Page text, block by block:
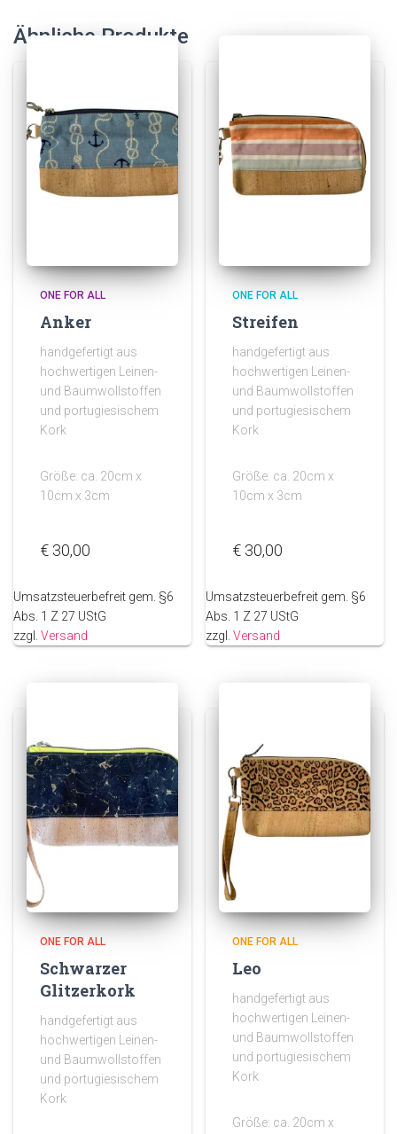
Ähnliche Produkte
ONE FOR ALL
Anker
handgefertigt aus
hochwertigen Leinen-
und Baumwollstoffen
und portugiesischem
Kork
Größe: ca. 20cm x
10cm x 3cm
€ 30,00
Umsatzsteuerbefreit gem. §6
Abs. 1 Z 27 UStG
zzgl. Versand
ONE FOR ALL
Streifen
handgefertigt aus
hochwertigen Leinen-
und Baumwollstoffen
und portugiesischem
Kork
Größe: ca. 20cm x
10cm x 3cm
€ 30,00
Umsatzsteuerbefreit gem. §6
Abs. 1 Z 27 UStG
zzgl.Versand
ONE FOR ALL
Schwarzer
Glitzerkork
handgefertigt aus
hochwertigen Leinen-
und Baumwollstoffen
und portugiesischem
Kork
ONE FOR ALL
Leo
handgefertigt aus
hochwertigen Leinen-
und Baumwollstoffen
und portugiesischem
Kork
Größe: ca. 20cm x